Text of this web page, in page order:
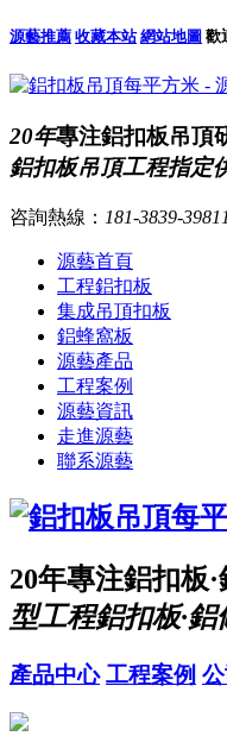
源藝推薦 收藏本站 網站地圖 歡
20年專注鋁扣板吊頂
鋁扣板吊頂工程指定
咨詢熱線： 181-3839-3981
源藝首頁
工程鋁扣板
集成吊頂扣板
鋁蜂窩板
源藝產品
工程案例
源藝資訊
走進源藝
聯系源藝
20年專注鋁扣板
型工程鋁扣板·
產品中心 工程案例